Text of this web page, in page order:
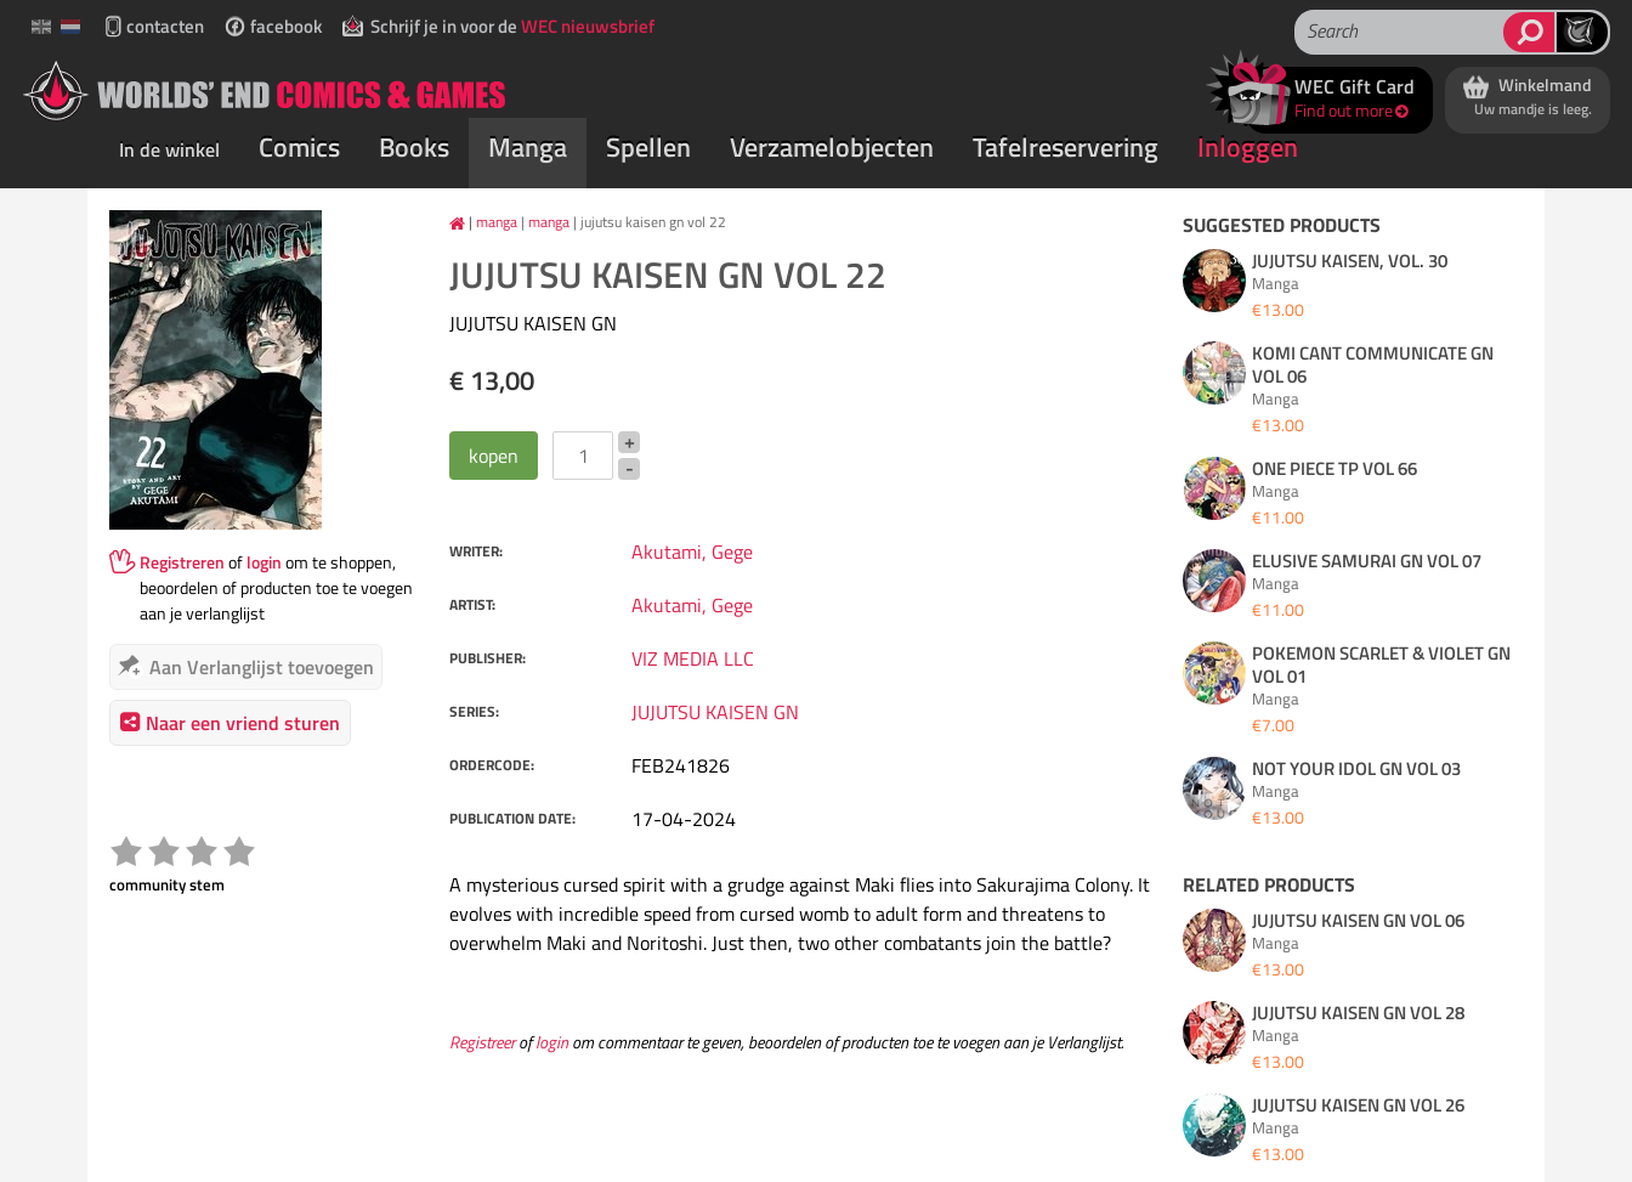
contacten facebook Schrijf je in voor deWEC nieuwsbrief
WEC Gift Card
Find out more
Winkelmand
Uw mandje is leeg.
In de winkel Comics Books Manga Spellen Verzamelobjecten Tafelreservering Inloggen
Registrerenofloginom te shoppen,
beoordelen of producten toe te voegen
aan je verlanglijst
Aan Verlanglijst toevoegen
Naar een vriend sturen
community stem
manga | manga | jujutsu kaisen gn vol 22
JUJUTSU KAISEN GN VOL 22
JUJUTSU KAISEN GN
€ 13,00
WRITER: Akutami, Gege
ARTIST: Akutami, Gege
PUBLISHER: VIZ MEDIA LLC
SERIES: JUJUTSU KAISEN GN
ORDERCODE: FEB241826
PUBLICATION DATE: 17-04-2024
A mysterious cursed spirit with a grudge against Maki flies into Sakurajima Colony. It
evolves with incredible speed from cursed womb to adult form and threatens to
overwhelm Maki and Noritoshi. Just then, two other combatants join the battle?
Registreerofloginom commentaar te geven, beoordelen of producten toe te voegen aan je Verlanglijst.
SUGGESTED PRODUCTS
JUJUTSU KAISEN, VOL. 30
Manga
€13.00
KOMI CANT COMMUNICATE GN
VOL 06
Manga
€13.00
ONE PIECE TP VOL 66
Manga
€11.00
ELUSIVE SAMURAI GN VOL 07
Manga
€11.00
POKEMON SCARLET & VIOLET GN
VOL 01
Manga
€7.00
NOT YOUR IDOL GN VOL 03
Manga
€13.00
RELATED PRODUCTS
JUJUTSU KAISEN GN VOL 06
Manga
€13.00
JUJUTSU KAISEN GN VOL 28
Manga
€13.00
JUJUTSU KAISEN GN VOL 26
Manga
€13.00